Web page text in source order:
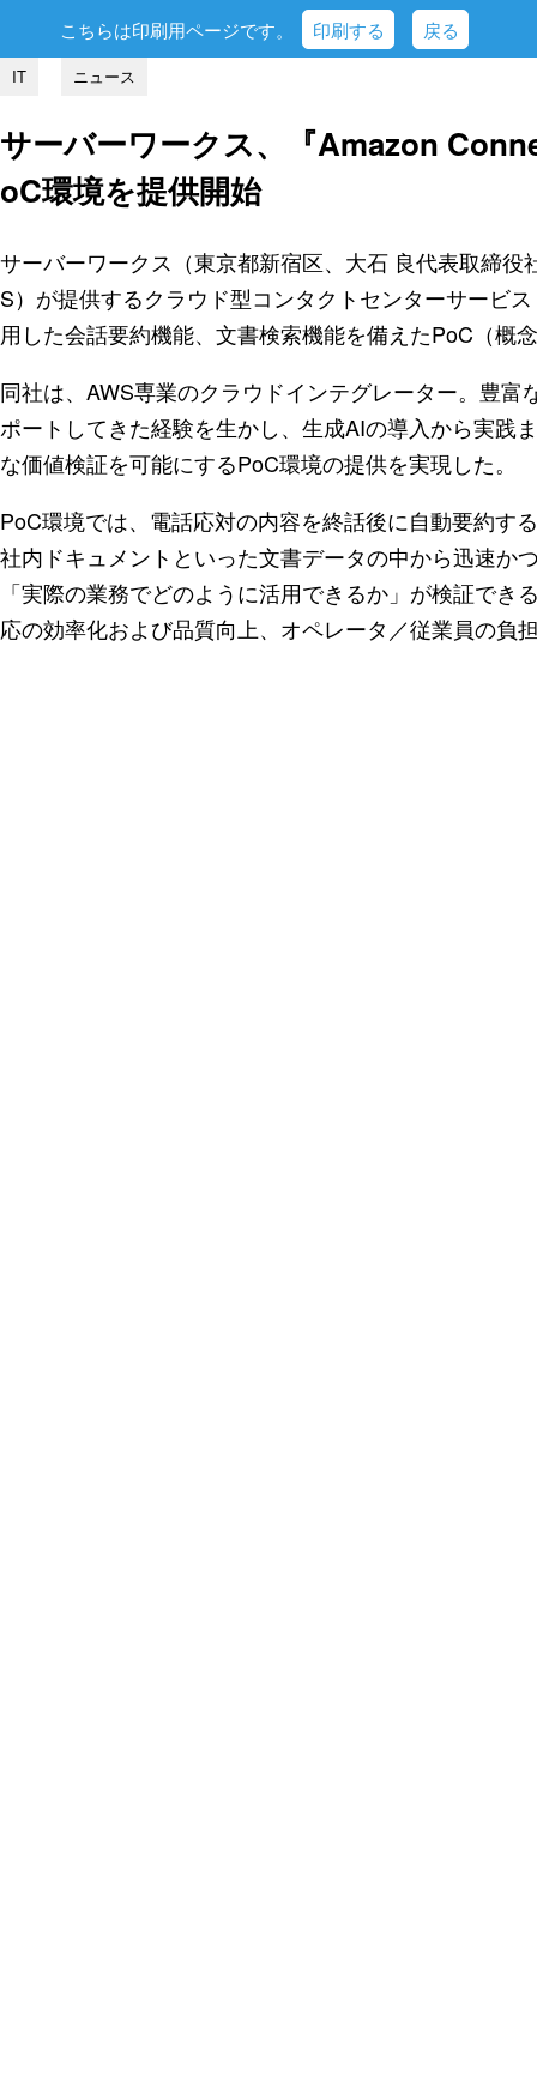
こちらは印刷用ページです。 印刷する 戻る
IT ニュース
サーバーワークス、『Amazon
oC環境を提供開始
サーバーワークス（東京都新宿区、大石 良代表取締
S）が提供するクラウド型コンタクトセンターサービ
用した会話要約機能、文書検索機能を備えたPoC（概
同社は、AWS専業のクラウドインテグレーター。豊
ポートしてきた経験を生かし、生成AIの導入から実践
な価値検証を可能にするPoC環境の提供を実現した。
PoC環境では、電話応対の内容を終話後に自動要約す
社内ドキュメントといった文書データの中から迅速か
「実際の業務でどのように活用できるか」が検証で
応の効率化および品質向上、オペレータ／従業員の負